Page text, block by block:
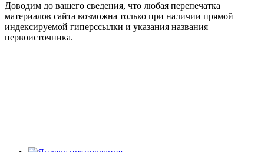
Доводим до вашего сведения, что любая перепечатка
материалов сайта возможна только при наличии прямой
индексируемой гиперссылки и указания названия
первоисточника.